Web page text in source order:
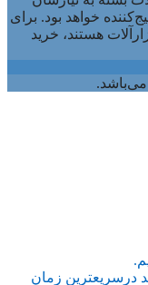
خواهد بود. برای
هستند، خرید
می‌باشد.
درسریعترین زمان